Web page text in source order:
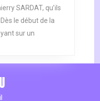
SARDAT, qu’ils
le début de la
sur un